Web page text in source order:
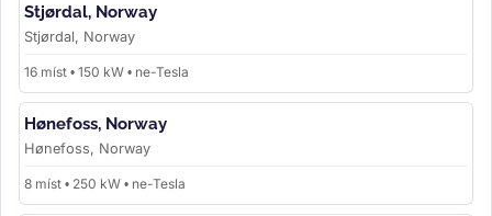
Stjørdal, Norway
Stjørdal, Norway
16 míst • 150 kW • ne-Tesla
Hønefoss, Norway
Hønefoss, Norway
8 míst • 250 kW • ne-Tesla